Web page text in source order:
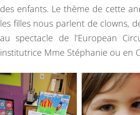
des enfants. Le thème de cette
les filles nous parlent de clowns,
au spectacle de l’European
institutrice Mme Stéphanie ou en